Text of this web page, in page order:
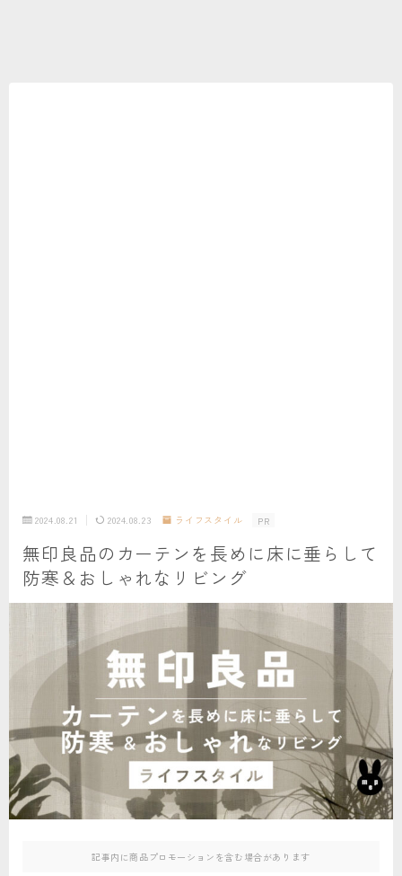
2024.08.21 2024.08.23 ライフスタイル PR
無印良品のカーテンを長めに床に垂らして
防寒＆おしゃれなリビング
記事内に商品プロモーションを含む場合があります